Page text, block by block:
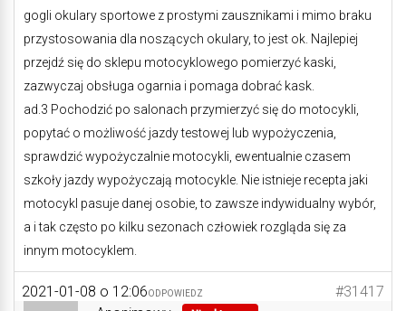
gogli okulary sportowe z prostymi zausznikami i mimo braku
przystosowania dla noszących okulary, to jest ok. Najlepiej
przejdź się do sklepu motocyklowego pomierzyć kaski,
zazwyczaj obsługa ogarnia i pomaga dobrać kask.
ad.3 Pochodzić po salonach przymierzyć się do motocykli,
popytać o możliwość jazdy testowej lub wypożyczenia,
sprawdzić wypożyczalnie motocykli, ewentualnie czasem
szkoły jazdy wypożyczają motocykle. Nie istnieje recepta jaki
motocykl pasuje danej osobie, to zawsze indywidualny wybór,
a i tak często po kilku sezonach człowiek rozgląda się za
innym motocyklem.
2021-01-08 o 12:06 #31417
ODPOWIEDZ